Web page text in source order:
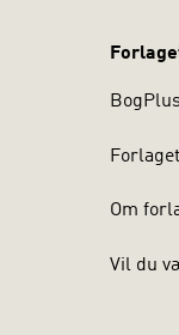
BogPlus
Om
Vil du